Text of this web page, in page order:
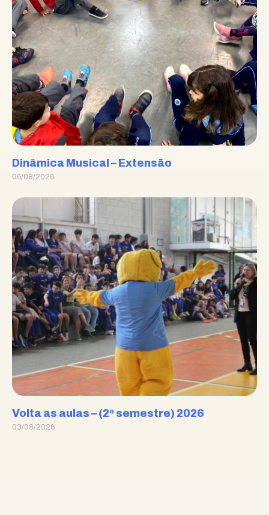
Dinâmica Musical – Extensão
06/08/2026
Volta as aulas – (2º semestre) 2026
03/08/2026